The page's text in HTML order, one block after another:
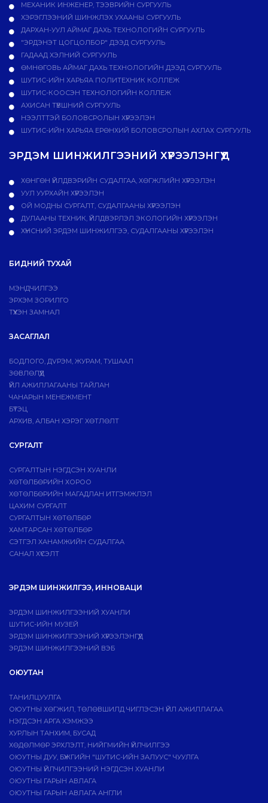
МЕХАНИК ИНЖЕНЕР, ТЭЭВРИЙН СУРГУУЛЬ
ХЭРЭГЛЭЭНИЙ ШИНЖЛЭХ УХААНЫ СУРГУУЛЬ
ДАРХАН-УУЛ АЙМАГ ДАХЬ ТЕХНОЛОГИЙН СУРГУУЛЬ
"ЭРДЭНЭТ ЦОГЦОЛБОР" ДЭЭД СУРГУУЛЬ
ГАДААД ХЭЛНИЙ СУРГУУЛЬ
ӨМНӨГОВЬ АЙМАГ ДАХЬ ТЕХНОЛОГИЙН ДЭЭД СУРГУУЛЬ
ШУТИС-ИЙН ХАРЬЯА ПОЛИТЕХНИК КОЛЛЕЖ
ШУТИС-КООСЭН ТЕХНОЛОГИЙН КОЛЛЕЖ
АХИСАН ТҮВШНИЙ СУРГУУЛЬ
НЭЭЛТТЭЙ БОЛОВСРОЛЫН ХҮРЭЭЛЭН
ШУТИС-ИЙН ХАРЬЯА ЕРӨНХИЙ БОЛОВСРОЛЫН АХЛАХ СУРГУУЛЬ
ЭРДЭМ ШИНЖИЛГЭЭНИЙ ХҮРЭЭЛЭНГҮҮД
ХӨНГӨН ҮЙЛДВЭРИЙН СУДАЛГАА, ХӨГЖЛИЙН ХҮРЭЭЛЭН
УУЛ УУРХАЙН ХҮРЭЭЛЭН
ОЙ МОДНЫ СУРГАЛТ, СУДАЛГААНЫ ХҮРЭЭЛЭН
ДУЛААНЫ ТЕХНИК, ҮЙЛДВЭРЛЭЛ ЭКОЛОГИЙН ХҮРЭЭЛЭН
ХҮНСНИЙ ЭРДЭМ ШИНЖИЛГЭЭ, СУДАЛГААНЫ ХҮРЭЭЛЭН
БИДНИЙ ТУХАЙ
МЭНДЧИЛГЭЭ
ЭРХЭМ ЗОРИЛГО
ТҮҮХЭН ЗАМНАЛ
ЗАСАГЛАЛ
БОДЛОГО, ДVРЭМ, ЖУРАМ, ТУШААЛ
ЗӨВЛӨЛҮҮД
ҮЙЛ АЖИЛЛАГААНЫ ТАЙЛАН
ЧАНАРЫН МЕНЕЖМЕНТ
БҮТЭЦ
АРХИВ, АЛБАН ХЭРЭГ ХӨТЛӨЛТ
СУРГАЛТ
СУРГАЛТЫН НЭГДСЭН ХУАНЛИ
ХӨТӨЛБӨРИЙН ХОРОО
ХӨТӨЛБӨРИЙН МАГАДЛАН ИТГЭМЖЛЭЛ
ЦАХИМ СУРГАЛТ
СУРГАЛТЫН ХӨТӨЛБӨР
ХАМТАРСАН ХӨТӨЛБӨР
СЭТГЭЛ ХАНАМЖИЙН СУДАЛГАА
САНАЛ ХҮСЭЛТ
ЭРДЭМ ШИНЖИЛГЭЭ, ИННОВАЦИ
ЭРДЭМ ШИНЖИЛГЭЭНИЙ ХУАНЛИ
ШУТИС-ИЙН МУЗЕЙ
ЭРДЭМ ШИНЖИЛГЭЭНИЙ ХҮРЭЭЛЭНГҮҮД
ЭРДЭМ ШИНЖИЛГЭЭНИЙ ВЭБ
ОЮУТАН
ТАНИЛЦУУЛГА
ОЮУТНЫ ХӨГЖИЛ, ТӨЛӨВШИЛД ЧИГЛЭСЭН ҮЙЛ АЖИЛЛАГАА
НЭГДСЭН АРГА ХЭМЖЭЭ
ХУРЛЫН ТАНХИМ, БУСАД
ХӨДӨЛМӨР ЭРХЛЭЛТ, НИЙГМИЙН ҮЙЛЧИЛГЭЭ
ОЮУТНЫ ДУУ, БҮЖГИЙН "ШУТИС-ИЙН ЗАЛУУС" ЧУУЛГА
ОЮУТНЫ ҮЙЛЧИЛГЭЭНИЙ НЭГДСЭН ХУАНЛИ
ОЮУТНЫ ГАРЫН АВЛАГА
ОЮУТНЫ ГАРЫН АВЛАГА АНГЛИ